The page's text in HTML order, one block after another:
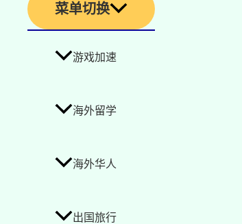
菜单切换
游戏加速
海外留学
海外华人
出国旅行